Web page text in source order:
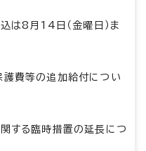
は8月14日（金曜日）ま
費等の追加給付につい
する臨時措置の延長につ